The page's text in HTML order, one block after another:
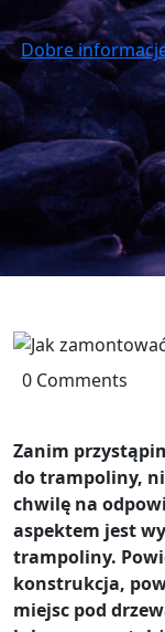
Dobre
0 Comments
Zanim
do trampoliny,
chwilę na
aspektem jest
trampoliny.
konstrukcja,
miejsc pod